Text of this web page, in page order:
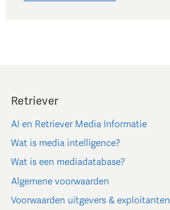
Retriever
AI en Retriever Media Informatie
Wat is media intelligence?
Wat is een mediadatabase?
Algemene voorwaarden
Voorwaarden uitgevers & exploitanten